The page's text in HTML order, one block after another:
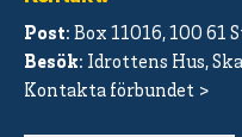
Post: Box 11016, 100 61
Besök: Idrottens Hus,
Kontakta förbundet >